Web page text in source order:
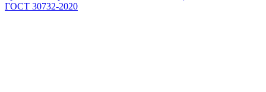
ГОСТ 30732-2020